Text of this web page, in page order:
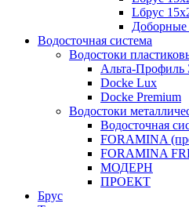
Lбрус
Доборные
Водосточная система
Водостоки
Альта-Профиль
Docke Lux
Docke Premium
Водостоки
Водосточная
FORAMINA
FORAMINA
МОДЕРН
ПРОЕКТ
Брус